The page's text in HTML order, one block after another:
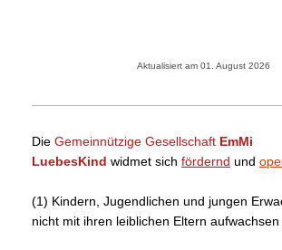
Aktualisiert am 01. August 2026
Die Gemeinnützige Gesellschaft EmMi
LuebesKind widmet sich fördernd und
(1) Kindern, Jugendlichen und jungen
nicht mit ihren leiblichen Eltern aufwachsen